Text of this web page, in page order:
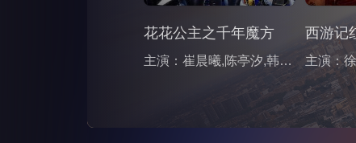
花花公主之千年魔方
主演：崔晨曦,陈亭汐,韩美娜,李延
西游记